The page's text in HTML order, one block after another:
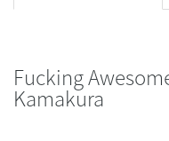
Fucking
Kamakura